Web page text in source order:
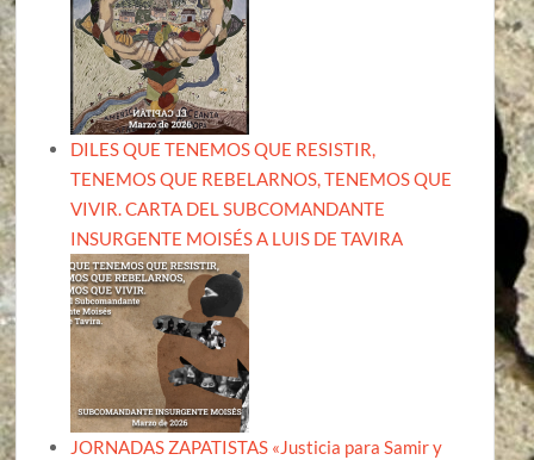
DILES QUE TENEMOS QUE RESISTIR,
TENEMOS QUE REBELARNOS, TENEMOS QUE
VIVIR. CARTA DEL SUBCOMANDANTE
INSURGENTE MOISÉS A LUIS DE TAVIRA
JORNADAS ZAPATISTAS «Justicia para Samir y